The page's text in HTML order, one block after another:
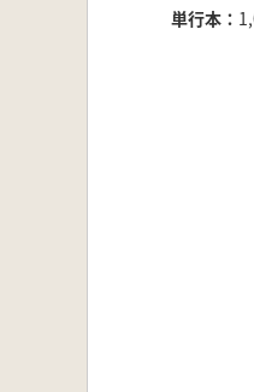
単行本